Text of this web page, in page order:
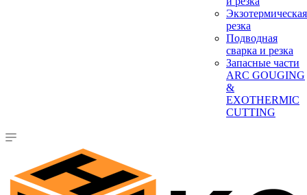
Экзотермическая
резка
Подводная
сварка и резка
Запасные части
ARC GOUGING
&
EXOTHERMIC
CUTTING